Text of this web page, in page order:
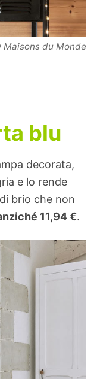
du Monde
blu
decorata,
e lo rende
brio che non
11,94 €.